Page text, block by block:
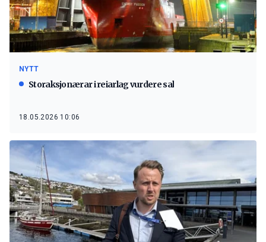
NYTT
Storaksjonærar i reiarlag vurdere sal
18.05.2026 10:06